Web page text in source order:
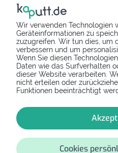
Wir verwenden Technologien
Geräteinformationen zu
zuzugreifen. Wir tun dies, um
verbessern und um
Wenn Sie diesen
Daten wie das Surfverhalten
dieser Website verarbeiten.
nicht erteilen oder
Funktionen beeinträchtigt
Cookies
Spende
für einen